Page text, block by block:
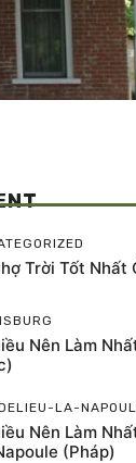
Trời Tốt Nhất
Nên Làm
LA-
Nên Làm
(Pháp)